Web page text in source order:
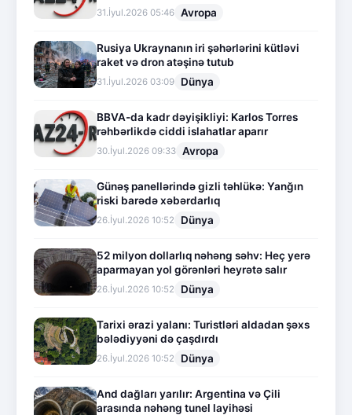
31.İyul.2026 05:46 Avropa
Rusiya Ukraynanın iri şəhərlərini kütləvi
raket və dron atəşinə tutub
31.İyul.2026 03:09 Dünya
BBVA-da kadr dəyişikliyi: Karlos Torres
rəhbərlikdə ciddi islahatlar aparır
30.İyul.2026 09:33 Avropa
Günəş panellərində gizli təhlükə: Yanğın
riski barədə xəbərdarlıq
26.İyul.2026 10:52 Dünya
52 milyon dollarlıq nəhəng səhv: Heç yerə
aparmayan yol görənləri heyrətə salır
26.İyul.2026 10:52 Dünya
Tarixi ərazi yalanı: Turistləri aldadan şəxs
bələdiyyəni də çaşdırdı
26.İyul.2026 10:52 Dünya
And dağları yarılır: Argentina və Çili
arasında nəhəng tunel layihəsi